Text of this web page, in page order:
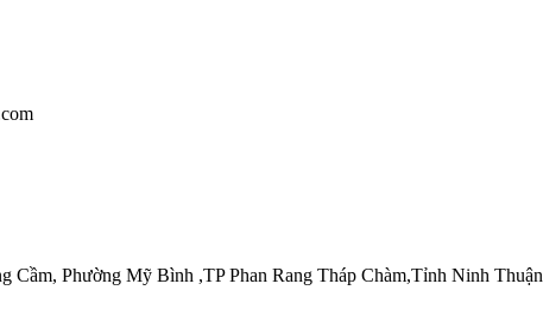
Cầm, Phường Mỹ Bình ,TP Phan Rang Tháp Chàm,Tỉnh Ninh Thuận